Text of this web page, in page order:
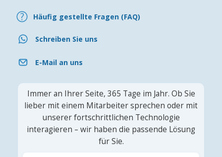
Häufig gestellte Fragen (FAQ)
Schreiben Sie uns
E-Mail an uns
Immer an Ihrer Seite, 365 Tage im Jahr. Ob Sie
lieber mit einem Mitarbeiter sprechen oder mit
unserer fortschrittlichen Technologie
interagieren – wir haben die passende Lösung
für Sie.